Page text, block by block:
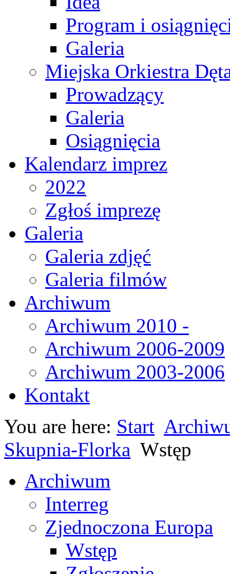
Program i
Galeria
Miejska Orkiestra
Prowadzący
Galeria
Osiągnięcia
Kalendarz imprez
2022
Zgłoś imprezę
Galeria
Galeria zdjęć
Galeria filmów
Archiwum
Archiwum 2010 -
Archiwum 2006-2009
Archiwum 2003-2006
Kontakt
You are here: Start
Skupnia-Florka Wstęp
Archiwum
Interreg
Zjednoczona Europa
Wstęp